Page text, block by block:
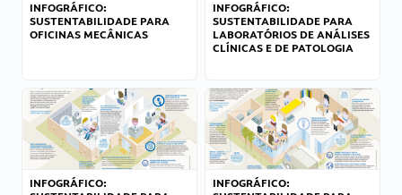
INFOGRÁFICO:
SUSTENTABILIDADE PARA
OFICINAS MECÂNICAS
INFOGRÁFICO:
SUSTENTABILIDADE PARA
LABORATÓRIOS DE ANÁLISES
CLÍNICAS E DE PATOLOGIA
INFOGRÁFICO:
INFOGRÁFICO: